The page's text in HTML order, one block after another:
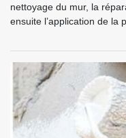
nettoyage du mur, la
ensuite l’application de la